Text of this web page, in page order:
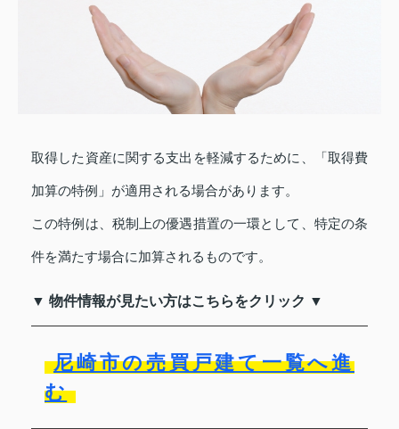
取得した資産に関する支出を軽減するために、「取得費
加算の特例」が適用される場合があります。
この特例は、税制上の優遇措置の一環として、特定の条
件を満たす場合に加算されるものです。
▼ 物件情報が見たい方はこちらをクリック ▼
尼崎市の売買戸建て一覧へ進
む